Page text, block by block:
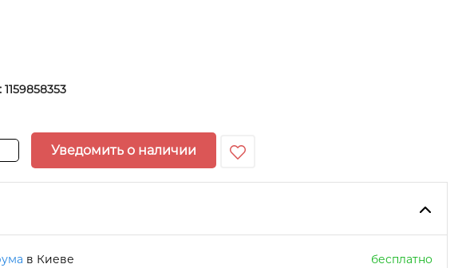
1159858353
Уведомить о наличии
в Киеве бесплатно